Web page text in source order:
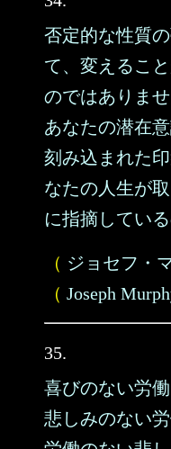
否定的な性質
て、変えるこ
のではありませ
あなたの潜在
刻み込まれた
なたの人生が
に指摘している
（ ジョセフ・
（ Joseph
35.
喜びのない労働
悲しみのない労